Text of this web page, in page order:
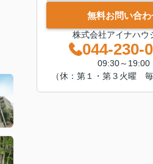
無料お問い合わ
株式会社アイナハウ
044-230-
09:30～19:00
（休：第１・第３火曜